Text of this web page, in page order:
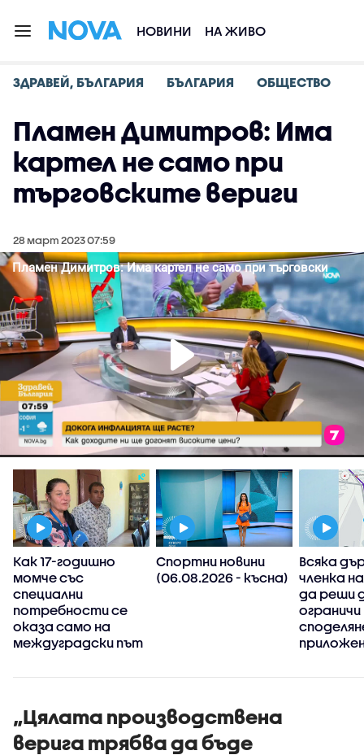
НОВИНИ НА ЖИВО
ЗДРАВЕЙ, БЪЛГАРИЯ БЪЛГАРИЯ ОБЩЕСТВО
Пламен Димитров: Има
картел не само при
търговските вериги
28 март 2023 07:59
Как 17-годишно
момче със
специални
потребности се
оказа само на
междуградски път
Спортни новини
(06.08.2026 - късна)
Всяка
членка
да реши
ограничи
има
„Цялата производствена
верига трябва да бъде